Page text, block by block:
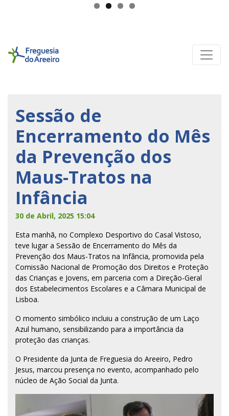
Sessão de
Encerramento do Mês
da Prevenção dos
Maus-Tratos na
Infância
30 de Abril, 2025 15:04
Esta manhã, no Complexo Desportivo do Casal Vistoso,
teve lugar a Sessão de Encerramento do Mês da
Prevenção dos Maus-Tratos na Infância, promovida pela
Comissão Nacional de Promoção dos Direitos e Proteção
das Crianças e Jovens, em parceria com a Direção-Geral
dos Estabelecimentos Escolares e a Câmara Municipal de
Lisboa.
O momento simbólico incluiu a construção de um Laço
Azul humano, sensibilizando para a importância da
proteção das crianças.
O Presidente da Junta de Freguesia do Areeiro, Pedro
Jesus, marcou presença no evento, acompanhado pelo
núcleo de Ação Social da Junta.